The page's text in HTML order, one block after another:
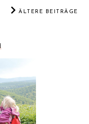
ÄLTERE BEITRÄGE